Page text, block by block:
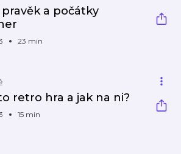
a počátky
23 min
retro hra a jak na ni?
15 min